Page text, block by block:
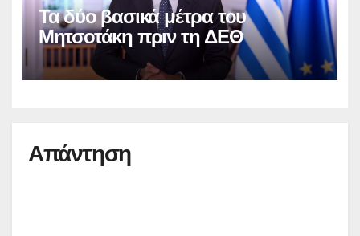
Τα δύο βασικά μέτρα του
Μητσοτάκη πριν τη ΔΕΘ
Απάντηση